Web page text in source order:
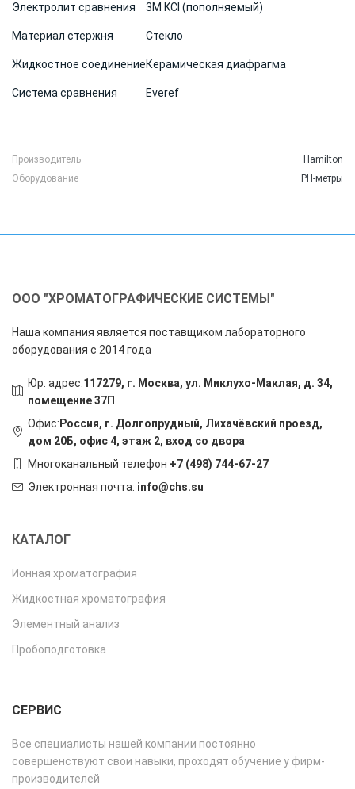
Электролит сравнения 3M KCI (пополняемый)
Материал стержня Стекло
Жидкостное соединениеКерамическая диафрагма
Система сравнения Everef
Производитель
Hamilton
Оборудование
PH-метры
ООО "ХРОМАТОГРАФИЧЕСКИЕ СИСТЕМЫ"
Наша компания является поставщиком лабораторного
оборудования с 2014 года
Юр. адрес:117279, г. Москва, ул. Миклухо-Маклая, д. 34,
помещение 37П
Офис: Россия, г. Долгопрудный, Лихачёвский проезд,
дом 20Б, офис 4, этаж 2, вход со двора
Многоканальный телефон +7 (498) 744-67-27
Электронная почта: info@chs.su
КАТАЛОГ
Ионная хроматография
Жидкостная хроматография
Элементный анализ
Пробоподготовка
СЕРВИС
Все специалисты нашей компании постоянно
совершенствуют свои навыки, проходят обучение у фирм-
производителей